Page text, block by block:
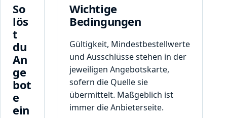
So
lös
t
du
An
ge
bot
e
ein
Wichtige
Bedingungen
Gültigkeit, Mindestbestellwerte
und Ausschlüsse stehen in der
jeweiligen Angebotskarte,
sofern die Quelle sie
übermittelt. Maßgeblich ist
immer die Anbieterseite.